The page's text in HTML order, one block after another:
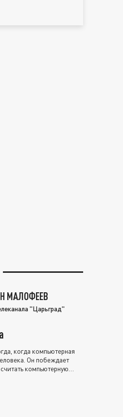
МАЛОФЕЕВ
"Царьград"
когда компьютерная
Он побеждает
компьютерную